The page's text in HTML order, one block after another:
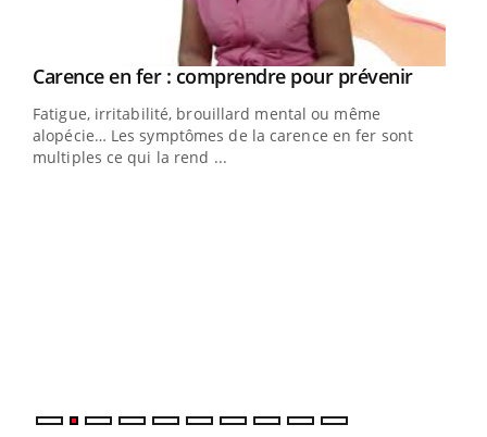
Youtube
Carence en fer : comprendre pour prévenirYoutube
Fatigue, irritabilité, brouillard mental ou même
alopécie… Les symptômes de la carence en fer sont
multiples ce qui la rend ...